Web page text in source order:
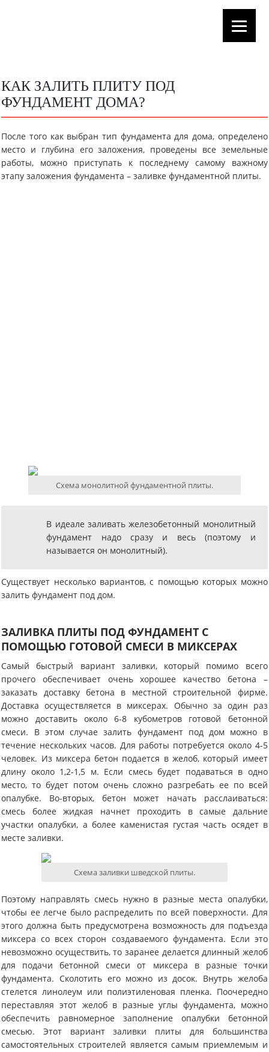
КАК ЗАЛИТЬ ПЛИТУ ПОД
ФУНДАМЕНТ ДОМА?
После того как выбран тип фундамента для дома, определено
место и глубина его заложения, проведены все земельные
работы, можно приступать к последнему самому важному
этапу заложения фундамента – заливке фундаментной плиты.
Схема монолитной фундаментной плиты.
В идеале заливать железобетонный монолитный
фундамент надо сразу и весь (поэтому и
называется он монолитный).
Существует несколько вариантов, с помощью которых можно
залить фундамент под дом.
ЗАЛИВКА ПЛИТЫ ПОД ФУНДАМЕНТ С
ПОМОЩЬЮ ГОТОВОЙ СМЕСИ В МИКСЕРАХ
Самый быстрый вариант заливки, который помимо всего
прочего обеспечивает очень хорошее качество бетона –
заказать доставку бетона в местной строительной фирме.
Доставка осуществляется в миксерах. Обычно за один раз
можно доставить около 6-8 кубометров готовой бетонной
смеси. В этом случае залить фундамент под дом можно в
течение нескольких часов. Для работы потребуется около 4-5
человек. Из миксера бетон подается в желоб, который имеет
длину около 1,2-1,5 м. Если смесь будет подаваться в одно
место, то будет потом очень сложно разгребать ее по всей
опалубке. Во-вторых, бетон может начать расслаиваться:
смесь более жидкая начнет проходить в самые дальние
участки опалубки, а более каменистая густая часть осядет в
месте заливки.
Схема заливки шведской плиты.
Поэтому направлять смесь нужно в разные места опалубки,
чтобы ее легче было распределить по всей поверхности. Для
этого должна быть предусмотрена возможность для подъезда
миксера со всех сторон создаваемого фундамента. Если это
невозможно осуществить, то заранее делается длинный желоб
для подачи бетонной смеси от миксера в разные точки
фундамента. Сколотить его можно из досок. Внутрь желоба
стелется линолеум или полиэтиленовая пленка. Поочередно
переставляя этот желоб в разные углы фундамента, можно
обеспечить равномерное заполнение опалубки бетонной
смесью. Этот вариант заливки плиты для большинства
самостоятельных строителей является самым приемлемым и